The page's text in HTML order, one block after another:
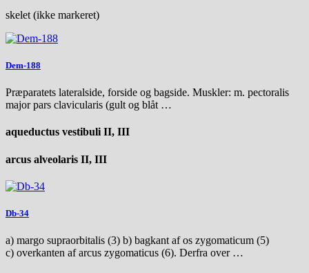
skelet (ikke markeret)
Dem-188
Præparatets lateralside, forside og bagside. Muskler: m. pectoralis
major pars clavicularis (gult og blåt …
aqueductus vestibuli II, III
arcus alveolaris II, III
Db-34
a) margo supraorbitalis (3) b) bagkant af os zygomaticum (5)
c) overkanten af arcus zygomaticus (6). Derfra over …